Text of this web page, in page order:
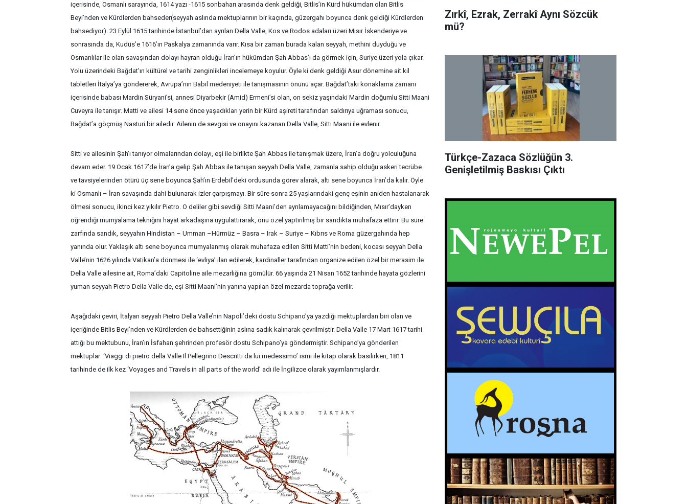
içerisinde, Osmanlı sarayında, 1614 yazı -1615 sonbaharı arasında denk geldiği, Bitlis’in Kürd hükümdarı olan Bitlis
Beyi’nden ve Kürdlerden bahseder(seyyah aslında mektuplarının bir kaçında, güzergahı boyunca denk geldiği Kürdlerden
bahsediyor). 23 Eylül 1615 tarihinde İstanbul’dan ayrılan Della Valle, Kos ve Rodos adaları üzeri Mısır İskenderiye ve
sonrasında da, Kudüs’e 1616’ın Paskalya zamanında varır. Kısa bir zaman burada kalan seyyah, methini duyduğu ve
Osmanlılar ile olan savaşından dolayı hayran olduğu İran’ın hükümdarı Şah Abbas’ı da görmek için, Suriye üzeri yola çıkar.
Yolu üzerindeki Bağdat’ın kültürel ve tarihi zenginlikleri incelemeye koyulur. Öyle ki denk geldiği Asur dönemine ait kil
tabletleri İtalya’ya göndererek, Avrupa’nın Babil medeniyeti ile tanışmasının önünü açar. Bağdat’taki konaklama zamanı
içerisinde babası Mardin Süryani’si, annesi Diyarbekir (Amid) Ermeni’si olan, on sekiz yaşındaki Mardin doğumlu Sitti Maani
Cuveyra ile tanışır. Matti ve ailesi 14 sene önce yaşadıkları yerin bir Kürd aşireti tarafından saldırıya uğraması sonucu,
Bağdat’a göçmüş Nasturi bir ailedir. Ailenin de sevgisi ve onayını kazanan Della Valle, Sitti Maani ile evlenir.
Sitti ve ailesinin Şah’ı tanıyor olmalarından dolayı, eşi ile birlikte Şah Abbas ile tanışmak üzere, İran’a doğru yolculuğuna
devam eder. 19 Ocak 1617’de İran’a gelip Şah Abbas ile tanışan seyyah Della Valle, zamanla sahip olduğu askeri tecrübe
ve tavsiyelerinden ötürü üç sene boyunca Şah’ın Erdebil’deki ordusunda görev alarak, altı sene boyunca İran’da kalır. Öyle
ki Osmanlı – İran savaşında dahi bulunarak izler çarpışmayı. Bir süre sonra 25 yaşlarındaki genç eşinin aniden hastalanarak
ölmesi sonucu, ikinci kez yıkılır Pietro. O deliler gibi sevdiği Sitti Maani’den ayrılamayacağını bildiğinden, Mısır’dayken
öğrendiği mumyalama tekniğini hayat arkadaşına uygulattırarak, onu özel yaptırılmış bir sandıkta muhafaza ettirir. Bu süre
zarfında sandık, seyyahın Hindistan – Umman –Hürmüz – Basra – Irak – Suriye – Kıbrıs ve Roma güzergahında hep
yanında olur. Yaklaşık altı sene boyunca mumyalanmış olarak muhafaza edilen Sitti Matti’nin bedeni, kocası seyyah Della
Valle’nin 1626 yılında Vatikan’a dönmesi ile ‘evliya’ ilan edilerek, kardinaller tarafından organize edilen özel bir merasim ile
Della Valle ailesine ait, Roma’daki Capitoline aile mezarlığına gömülür. 66 yaşında 21 Nisan 1652 tarihinde hayata gözlerini
yuman seyyah Pietro Della Valle de, eşi Sitti Maani’nin yanına yapılan özel mezarda toprağa verilir.
Aşağıdaki çeviri, İtalyan seyyah Pietro Della Valle’nin Napoli’deki dostu Schipano’ya yazdığı mektuplardan biri olan ve
içeriğinde Bitlis Beyi’nden ve Kürdlerden de bahsettiğinin aslına sadık kalınarak çevrilmiştir. Della Valle 17 Mart 1617 tarihi
attığı bu mektubunu, İran’ın İsfahan şehrinden profesör dostu Schipano’ya göndermiştir. Schipano’ya gönderilen
mektuplar ‘Viaggi di pietro della Valle Il Pellegrino Descritti da lui medessimo’ ismi ile kitap olarak basılırken, 1811
tarihinde de ilk kez ‘Voyages and Travels in all parts of the world’ adı ile İngilizce olarak yayımlanmışlardır.
Zırkî, Ezrak, Zerrakî Aynı Sözcük
mü?
Türkçe-Zazaca Sözlüğün 3.
Genişletilmiş Baskısı Çıktı